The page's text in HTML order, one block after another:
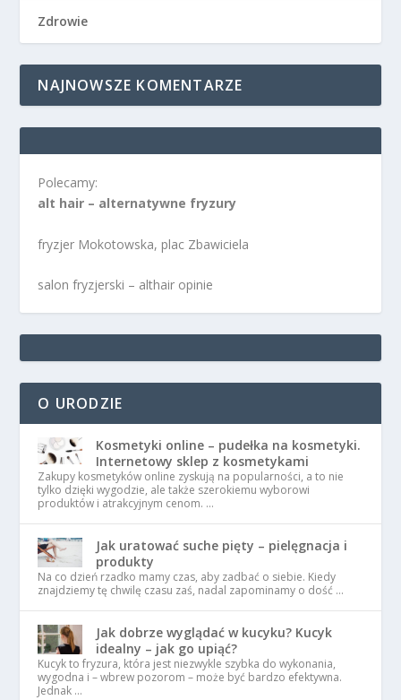
Zdrowie
NAJNOWSZE KOMENTARZE
Polecamy:
alt hair – alternatywne fryzury
fryzjer Mokotowska, plac Zbawiciela
salon fryzjerski – althair opinie
O URODZIE
Kosmetyki online – pudełka na kosmetyki.
Internetowy sklep z kosmetykami
Zakupy kosmetyków online zyskują na popularności, a to nie
tylko dzięki wygodzie, ale także szerokiemu wyborowi
produktów i atrakcyjnym cenom. …
Jak uratować suche pięty – pielęgnacja i
produkty
Na co dzień rzadko mamy czas, aby zadbać o siebie. Kiedy
znajdziemy tę chwilę czasu zaś, nadal zapominamy o dość …
Jak dobrze wyglądać w kucyku? Kucyk
idealny – jak go upiąć?
Kucyk to fryzura, która jest niezwykle szybka do wykonania,
wygodna i – wbrew pozorom – może być bardzo efektywna.
Jednak …